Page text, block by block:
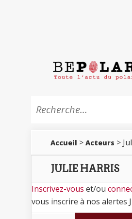
Accueil > Acteurs >
JULIE HARRIS
Inscrivez-vous et/ou
vous inscrire à nos alertes